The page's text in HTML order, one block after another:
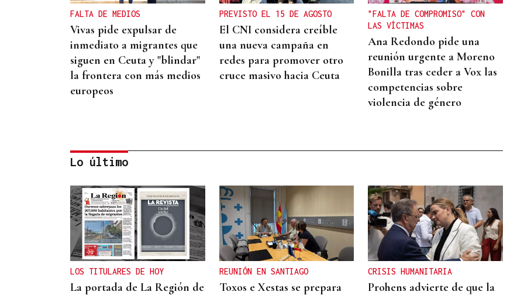
FALTA DE MEDIOS
Vivas pide expulsar de
inmediato a migrantes que
siguen en Ceuta y "blindar"
la frontera con más medios
europeos
PREVISTO EL 15 DE AGOSTO
El CNI considera creíble
una nueva campaña en
redes para promover otro
cruce masivo hacia Ceuta
"FALTA DE COMPROMISO" CON
LAS VÍCTIMAS
Ana Redondo pide una
reunión urgente a Moreno
Bonilla tras ceder a Vox las
competencias sobre
violencia de género
CRECIMIENTO DEMOGRÁFICO
Gráfico | España roza los 50
millones de habitantes tras
alcanzar un nuevo máximo
histórico
Lo último
LOS TITULARES DE HOY
La portada de La Región de
REUNIÓN EN SANTIAGO
Toxos e Xestas se prepara
CRISIS HUMANITARIA
Prohens advierte de que la